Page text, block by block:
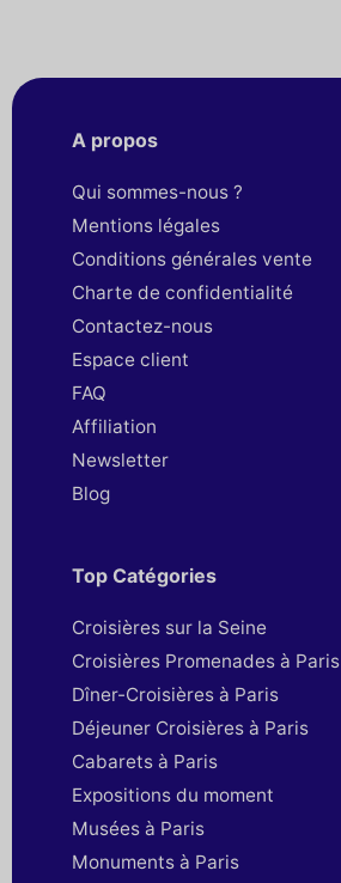
A propos
Qui sommes-nous ?
Mentions légales
Conditions générales vente
Charte de confidentialité
Contactez-nous
Espace client
FAQ
Affiliation
Newsletter
Blog
Top Catégories
Croisières sur la Seine
Croisières Promenades à Paris
Dîner-Croisières à Paris
Déjeuner Croisières à Paris
Cabarets à Paris
Expositions du moment
Musées à Paris
Monuments à Paris